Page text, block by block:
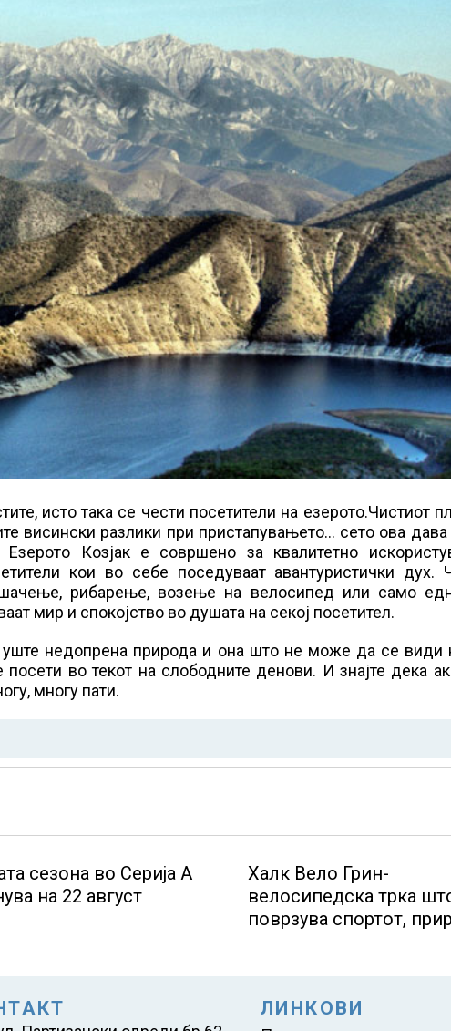
исто така се чести посетители на езерото.Чистиот
висински разлики при пристапувањето… сето ова
Козјак е совршено за квалитетно
кои во себе поседуваат авантуристички дух.
рибарење, возење на велосипед или само
мир и спокојство во душата на секој посетител.
уште недопрена природа и она што не може да се види
во текот на слободните денови. И знајте дека
многу пати.
сезона во Серија А
на 22 август
Халк Вело Грин-
велосипедска трка
поврзува спортот,
ЛИНКОВИ